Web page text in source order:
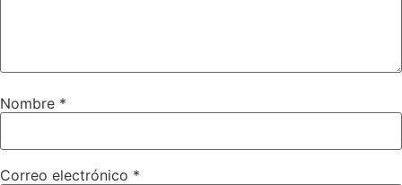
Nombre *
Correo electrónico *